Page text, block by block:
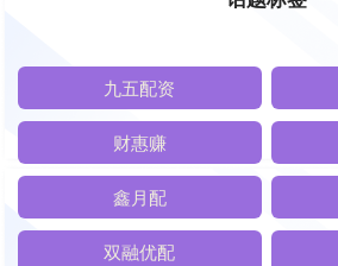
九五配资
财惠赚
鑫月配
双融优配